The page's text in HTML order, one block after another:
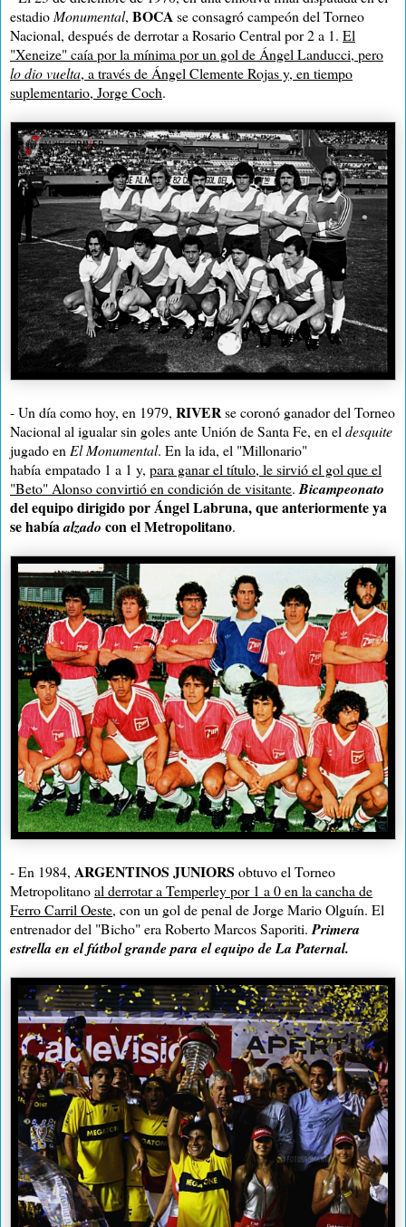
estadioMonumental, BOCAse consagró campeón del Torneo
Nacional, después de derrotar a Rosario Central por 2 a 1. El
"Xeneize" caía por la mínima por un gol de Ángel Landucci, pero
lo dio vuelta, a través de Ángel Clemente Rojas y, en tiempo
suplementario, Jorge Coch.
- Un día como hoy, en 1979, RIVERse coronó ganador del Torneo
Nacional al igualar sin goles ante Unión de Santa Fe, en el desquite
jugado en El Monumental. En la ida, el "Millonario"
había empatado 1 a 1 y, para ganar el título, le sirvió el gol que el
"Beto" Alonso convirtió en condición de visitante. Bicampeonato
del equipo dirigido por Ángel Labruna, que anteriormente ya
se habíaalzado con el Metropolitano.
- En 1984, ARGENTINOS JUNIORS obtuvo el Torneo
Metropolitanoal derrotar a Temperley por 1 a 0 en la cancha de
Ferro Carril Oeste, con un gol de penal de Jorge Mario Olguín. El
entrenador del "Bicho" era Roberto Marcos Saporiti.Primera
estrella en el fútbol grande para el equipo de La Paternal.